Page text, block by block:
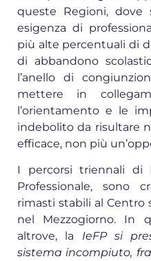
queste Regioni,
esigenza di
più alte percentuali di
di abbandono
l’anello di
mettere in
l’orientamento e le
indebolito da risultare
efficace, non più
I percorsi triennali di
Professionale, sono
rimasti stabili al
nel Mezzogiorno. In
altrove, la IeFP si
sistema incompiuto,